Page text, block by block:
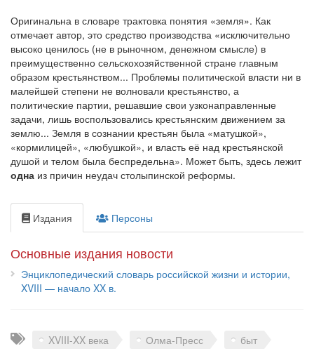
Оригинальна в словаре трактовка понятия «земля». Как
отмечает автор, это средство производства «исключительно
высоко ценилось (не в рыночном, денежном смысле) в
преимущественно сельскохозяйственной стране главным
образом крестьянством... Проблемы политической власти ни в
малейшей степени не волновали крестьянство, а
политические партии, решавшие свои узконаправленные
задачи, лишь воспользовались крестьянским движением за
землю... Земля в сознании крестьян была «матушкой»,
«кормилицей», «любушкой», и власть её над крестьянской
душой и телом была беспредельна». Может быть, здесь лежит
одна из причин неудач столыпинской реформы.
Издания Персоны
Основные издания новости
Энциклопедический словарь российской жизни и истории,
XVIII — начало XX в.
Теги XVIII-XX века Олма-Пресс быт